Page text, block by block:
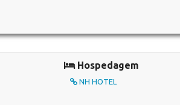
Hospedagem
NH HOTEL